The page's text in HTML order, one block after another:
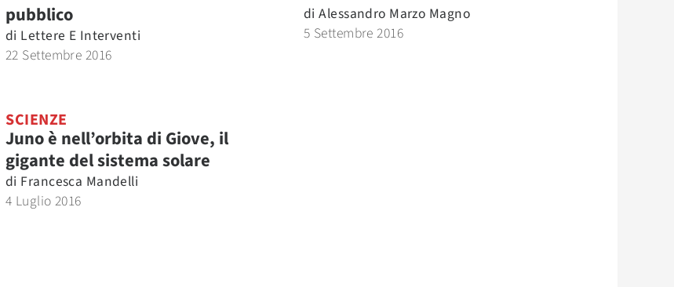
pubblico
di Lettere E Interventi
22 Settembre 2016
di Alessandro Marzo Magno
5 Settembre 2016
SCIENZE
Juno è nell’orbita di Giove, il
gigante del sistema solare
di Francesca Mandelli
4 Luglio 2016